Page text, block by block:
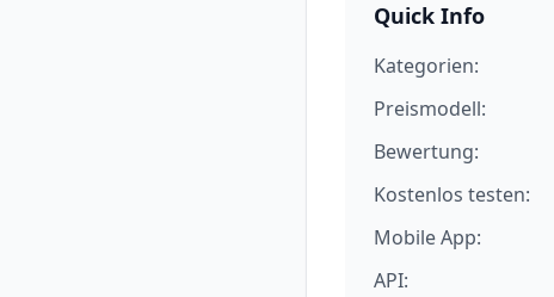
Quick Info
Kategorien:
Preismodell:
Bewertung:
Kostenlos testen:
Mobile App:
API: